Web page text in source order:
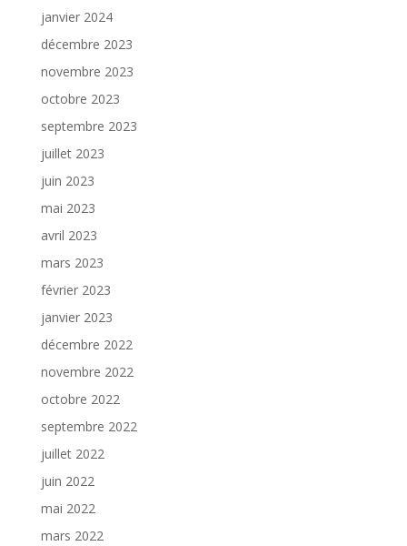
janvier 2024
décembre 2023
novembre 2023
octobre 2023
septembre 2023
juillet 2023
juin 2023
mai 2023
avril 2023
mars 2023
février 2023
janvier 2023
décembre 2022
novembre 2022
octobre 2022
septembre 2022
juillet 2022
juin 2022
mai 2022
mars 2022